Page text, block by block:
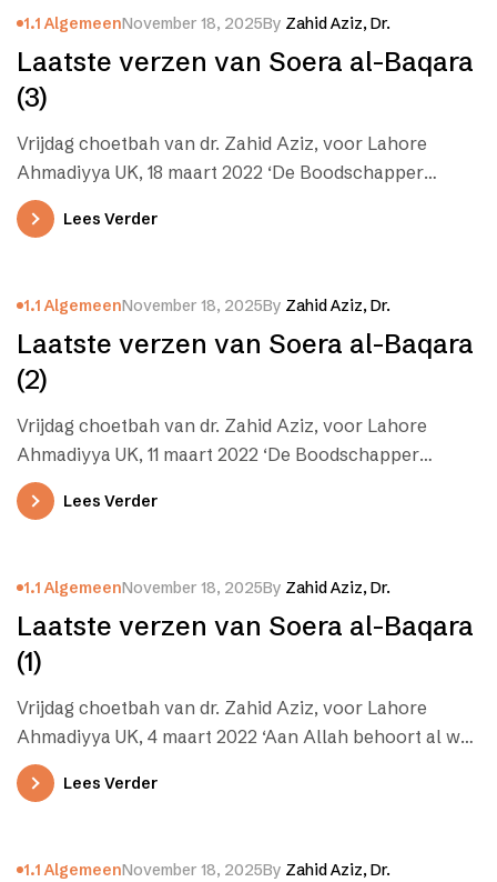
1.1 AlgemeenNovember 18, 2025By Zahid Aziz, Dr.
Laatste verzen van Soera al-Baqara
(3)
Vrijdag choetbah van dr. Zahid Aziz, voor Lahore
Ahmadiyya UK, 18 maart 2022 ‘De Boodschapper
gelooft in wat aan hem…
Lees Verder
1.1 AlgemeenNovember 18, 2025By Zahid Aziz, Dr.
Laatste verzen van Soera al-Baqara
(2)
Vrijdag choetbah van dr. Zahid Aziz, voor Lahore
Ahmadiyya UK, 11 maart 2022 ‘De Boodschapper
gelooft in wat aan hem…
Lees Verder
1.1 AlgemeenNovember 18, 2025By Zahid Aziz, Dr.
Laatste verzen van Soera al-Baqara
(1)
Vrijdag choetbah van dr. Zahid Aziz, voor Lahore
Ahmadiyya UK, 4 maart 2022 ‘Aan Allah behoort al wat
er in…
Lees Verder
1.1 AlgemeenNovember 18, 2025By Zahid Aziz, Dr.